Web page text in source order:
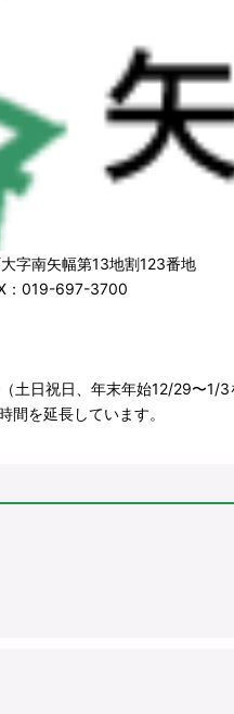
字南矢幅第13地割123番地
：019-697-3700
土日祝日、年末年始12/29〜1/3
間を延長しています。